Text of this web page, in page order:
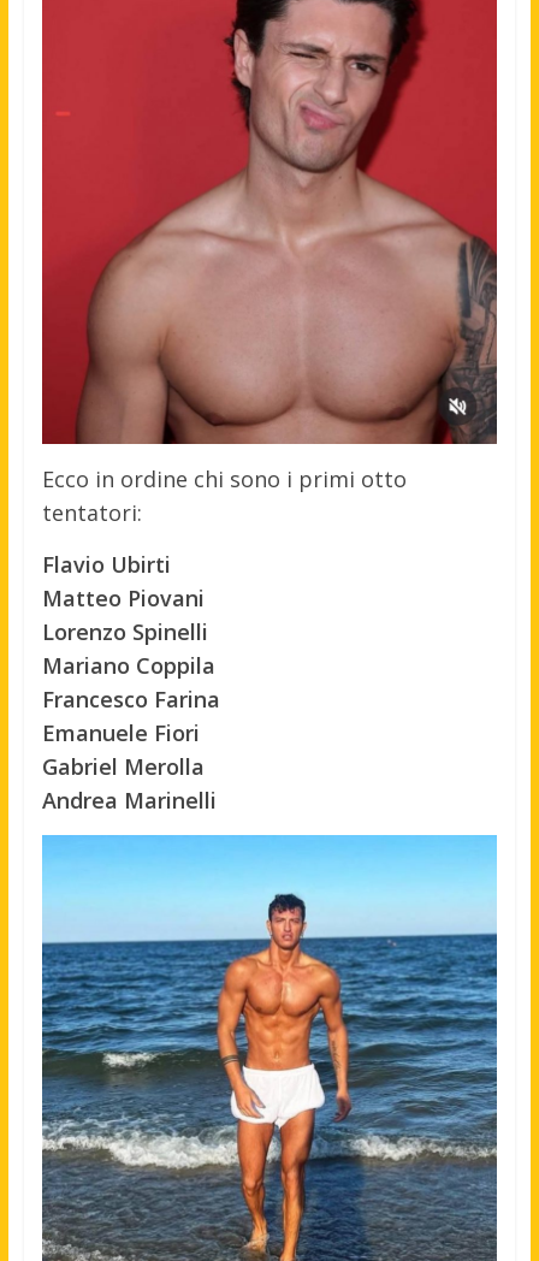
Ecco in ordine chi sono i primi otto
tentatori:
Flavio Ubirti
Matteo Piovani
Lorenzo Spinelli
Mariano Coppila
Francesco Farina
Emanuele Fiori
Gabriel Merolla
Andrea Marinelli